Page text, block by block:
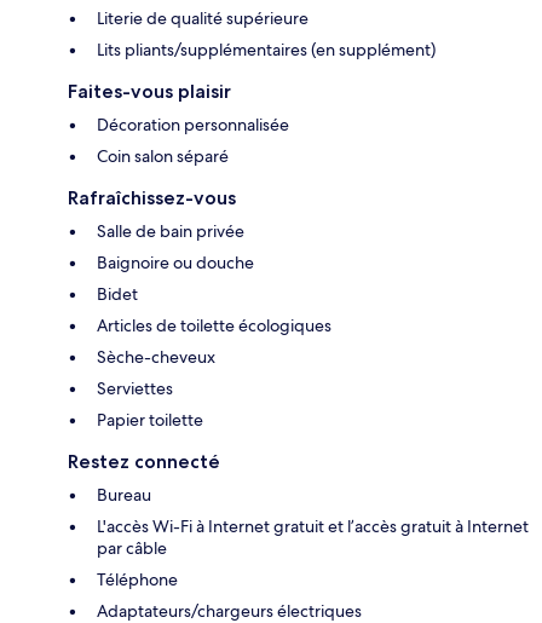
Literie de qualité supérieure
Lits pliants/supplémentaires (en supplément)
Faites-vous plaisir
Décoration personnalisée
Coin salon séparé
Rafraîchissez-vous
Salle de bain privée
Baignoire ou douche
Bidet
Articles de toilette écologiques
Sèche-cheveux
Serviettes
Papier toilette
Restez connecté
Bureau
L'accès Wi-Fi à Internet gratuit et l’accès gratuit à Internet
par câble
Téléphone
Adaptateurs/chargeurs électriques